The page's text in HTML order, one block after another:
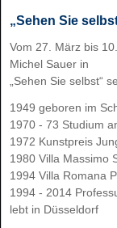
„Sehen Sie
Vom 27. März bis
Michel Sauer in
„Sehen Sie selbst“
1949 geboren im
1970 - 73 Studium
1972 Kunstpreis
1980 Villa Massimo
1994 Villa Romana
1994 - 2014
lebt in Düsseldorf